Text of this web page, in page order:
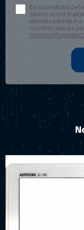
En soumettant ce
saisies soient
dans le cadre de
commerciale qui
notre politique de